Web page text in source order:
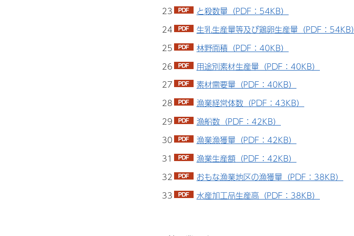
23
と殺数量（PDF：54KB）
24
生乳生産量等及び鶏卵生産量（PDF：54KB）
25
林野面積（PDF：40KB）
26
用途別素材生産量（PDF：40KB）
27
素材需要量（PDF：40KB）
28
漁業経営体数（PDF：43KB）
29
漁船数（PDF：42KB）
30
漁業漁獲量（PDF：42KB）
31
漁業生産額（PDF：42KB）
32
おもな漁業地区の漁獲量（PDF：38KB）
33
水産加工品生産高（PDF：38KB）